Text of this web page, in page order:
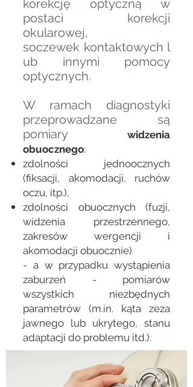
korekcję optyczną w
postaci korekcji
okularowej,
soczewek kontaktowych l
ub innymi pomocy
optycznych.
W ramach diagnostyki
przeprowadzane są
pomiary widzenia
obuocznego:
zdolności jednoocznych
(fiksacji, akomodacji, ruchów
oczu, itp.),
zdolności obuocznych (fuzji,
widzenia przestrzennego,
zakresów wergencji i
akomodacji obuocznie)
- a w przypadku wystąpienia
zaburzeń - pomiarów
wszystkich niezbędnych
parametrów (m.in. kąta zeza
jawnego lub ukrytego, stanu
adaptacji do problemu itd.).